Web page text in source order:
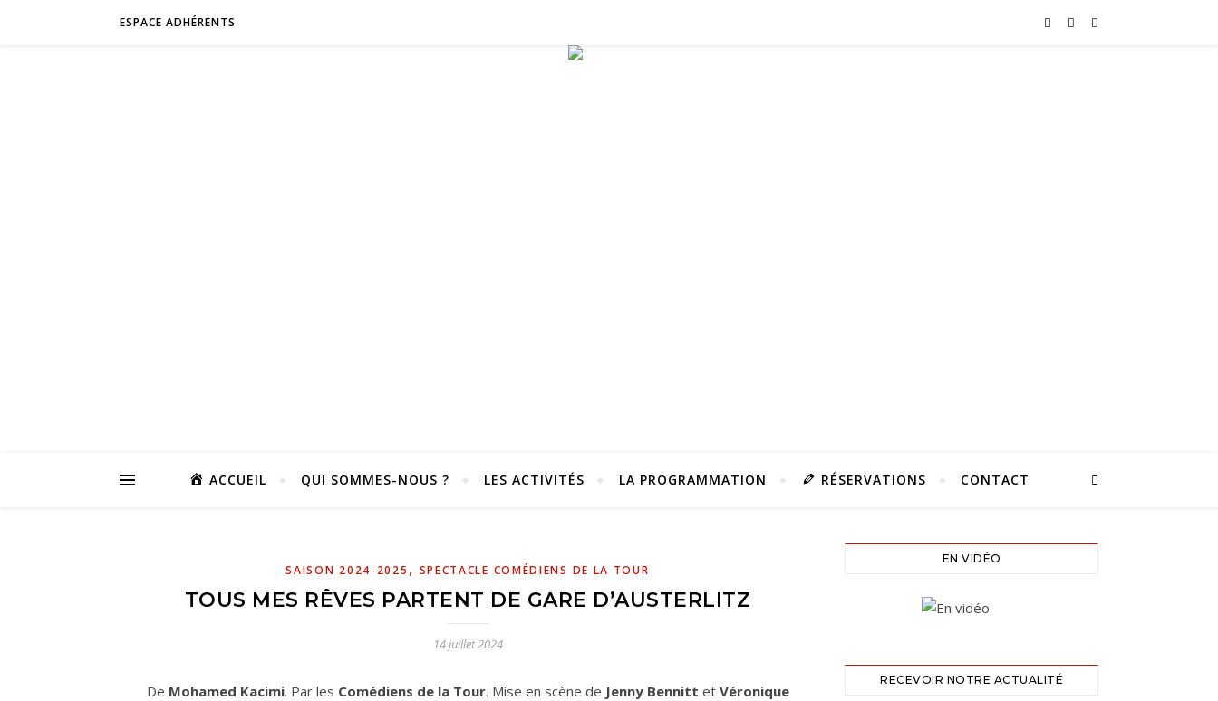
ESPACE ADHÉRENTS
ACCUEIL QUI SOMMES-NOUS ? LES ACTIVITÉS LA PROGRAMMATION RÉSERVATIONS CONTACT
SAISON 2024-2025 , SPECTACLE COMÉDIENS DE LA TOUR
TOUS MES RÊVES PARTENT DE GARE D’AUSTERLITZ
14 juillet 2024
De Mohamed Kacimi. Par les Comédiens de la Tour. Mise en scène de Jenny Bennitt etVéronique
EN VIDÉO
RECEVOIR NOTRE ACTUALITÉ